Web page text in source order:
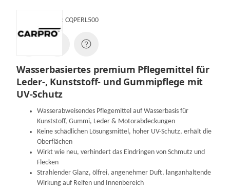
Artikelnummer: CQPERL500
Wasserbasiertes premium Pflegemittel für
Leder-, Kunststoff- und Gummipflege mit
UV-Schutz
Wasserabweisendes Pflegemittel auf Wasserbasis für
Kunststoff, Gummi, Leder & Motorabdeckungen
Keine schädlichen Lösungsmittel, hoher UV-Schutz, erhält die
Oberflächen
Wirkt wie neu, verhindert das Eindringen von Schmutz und
Flecken
Strahlender Glanz, ölfrei, angenehmer Duft, langanhaltende
Wirkung auf Reifen und Innenbereich